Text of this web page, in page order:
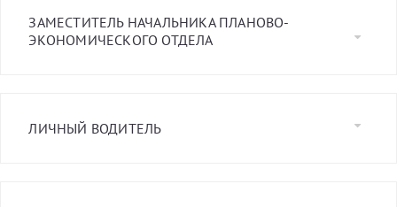
ЗАМЕСТИТЕЛЬ НАЧАЛЬНИКА ПЛАНОВО-
ЭКОНОМИЧЕСКОГО ОТДЕЛА
ЛИЧНЫЙ ВОДИТЕЛЬ